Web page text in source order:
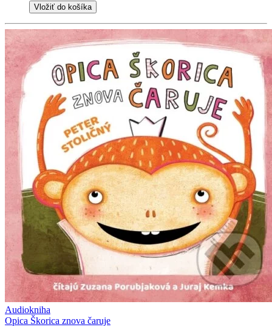
Vložiť do košíka
Audiokniha
Opica Škorica znova čaruje